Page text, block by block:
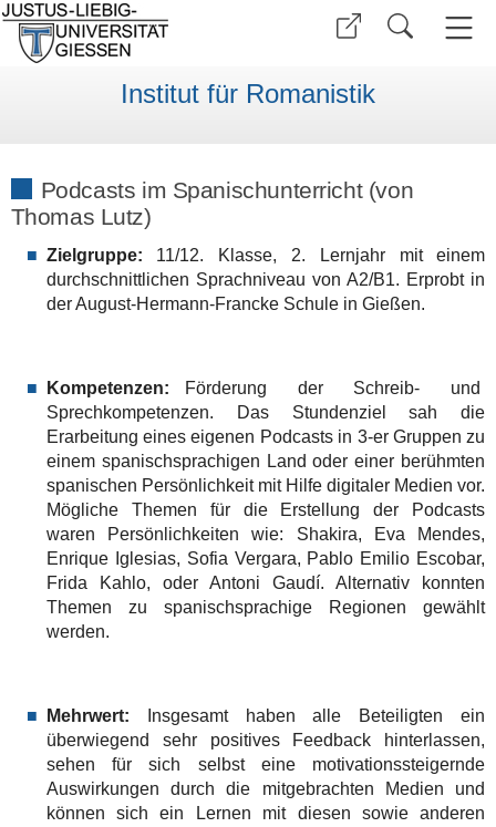
Institut für Romanistik
Podcasts im Spanischunterricht (von
Thomas Lutz)
Zielgruppe: 11/12. Klasse, 2. Lernjahr mit einem
durchschnittlichen Sprachniveau von A2/B1. Erprobt in
der August-Hermann-Francke Schule in Gießen.
Kompetenzen: Förderung der Schreib- und
Sprechkompetenzen. Das Stundenziel sah die
Erarbeitung eines eigenen Podcasts in 3-er Gruppen zu
einem spanischsprachigen Land oder einer berühmten
spanischen Persönlichkeit mit Hilfe digitaler Medien vor.
Mögliche Themen für die Erstellung der Podcasts
waren Persönlichkeiten wie: Shakira, Eva Mendes,
Enrique Iglesias, Sofia Vergara, Pablo Emilio Escobar,
Frida Kahlo, oder Antoni Gaudí. Alternativ konnten
Themen zu spanischsprachige Regionen gewählt
werden.
Mehrwert:
Insgesamt haben alle Beteiligten ein
überwiegend sehr positives Feedback hinterlassen,
sehen für sich selbst eine motivationssteigernde
Auswirkungen durch die mitgebrachten Medien und
können sich ein Lernen mit diesen sowie anderen